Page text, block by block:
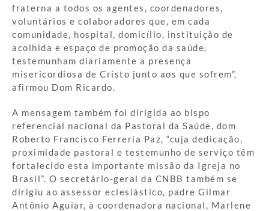
fraterna a todos os agentes, coordenadores,
voluntários e colaboradores que, em cada
comunidade, hospital, domicílio, instituição de
acolhida e espaço de promoção da saúde,
testemunham diariamente a presença
misericordiosa de Cristo junto aos que sofrem”,
afirmou Dom Ricardo.
A mensagem também foi dirigida ao bispo
referencial nacional da Pastoral da Saúde, dom
Roberto Francisco Ferrería Paz, “cuja dedicação,
proximidade pastoral e testemunho de serviço têm
fortalecido esta importante missão da Igreja no
Brasil”. O secretário-geral da CNBB também se
dirigiu ao assessor eclesiástico, padre Gilmar
Antônio Aguiar, à coordenadora nacional, Marlene